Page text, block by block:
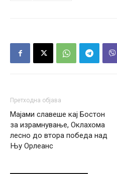
Претходна објава
Мајами славеше кај Бостон
за израмнување, Оклахома
лесно до втора победа над
Њу Орлеанс